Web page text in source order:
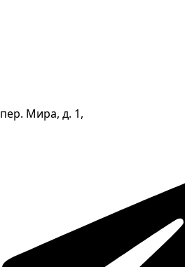
пер. Мира, д. 1,